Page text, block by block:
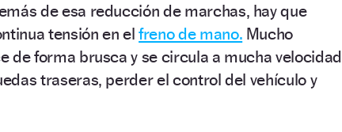
de esa reducción de marchas, hay que
tensión en elfreno de mano. Mucho
de forma brusca y se circula a mucha
traseras, perder el control del vehículo y